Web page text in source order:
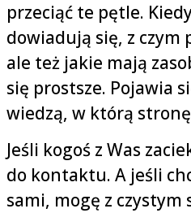
przeciąć te pętle.
dowiadują się, z czym
ale też jakie mają
się prostsze. Pojawia
wiedzą, w którą stronę
Jeśli kogoś z Was
do kontaktu. A jeśli
sami, mogę z